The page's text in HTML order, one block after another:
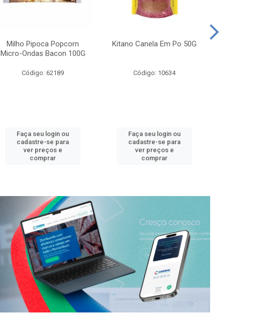
Milho Pipoca Popcorn
Micro-Ondas Bacon 100G
Código: 62189
Faça seu login ou
cadastre-se para
ver preços e
comprar
Kitano Canela Em Po 50G
Código: 10634
Faça seu login ou
cadastre-se para
ver preços e
comprar